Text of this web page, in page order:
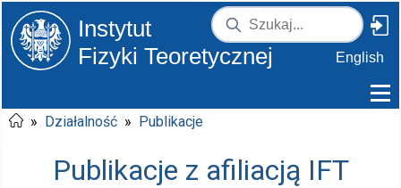
Instytut
Fizyki Teoretycznej
English
» Działalność » Publikacje
Publikacje z afiliacją IFT